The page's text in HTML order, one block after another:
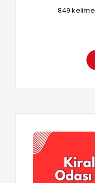
849 kelime